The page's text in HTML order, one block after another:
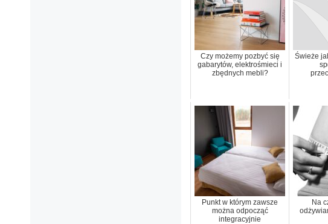
Czy możemy pozbyć się
gabarytów, elektrośmieci i
zbędnych mebli?
Świeże
Punkt w którym zawsze
można odpocząć
integracyjnie
Na